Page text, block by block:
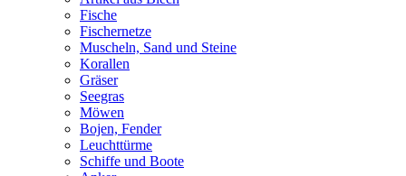
Fische
Fischernetze
Muscheln, Sand und Steine
Korallen
Gräser
Seegras
Möwen
Bojen, Fender
Leuchttürme
Schiffe und Boote